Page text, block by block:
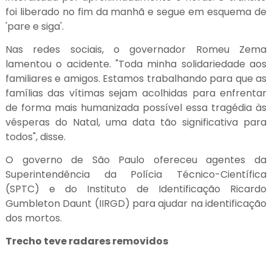
foi liberado no fim da manhã e segue em esquema de
'pare e siga'.
Nas redes sociais, o governador Romeu Zema
lamentou o acidente. "Toda minha solidariedade aos
familiares e amigos. Estamos trabalhando para que as
famílias das vítimas sejam acolhidas para enfrentar
de forma mais humanizada possível essa tragédia às
vésperas do Natal, uma data tão significativa para
todos", disse.
O governo de São Paulo ofereceu agentes da
Superintendência da Polícia Técnico-Científica
(SPTC) e do Instituto de Identificação Ricardo
Gumbleton Daunt (IIRGD) para ajudar na identificação
dos mortos.
Trecho teve radares removidos